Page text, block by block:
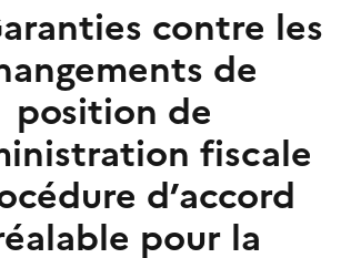
contre les
de
position de
fiscale
d’accord
pour la